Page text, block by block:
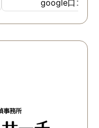
ッ」と一息つけていまし
笑
google口コミ